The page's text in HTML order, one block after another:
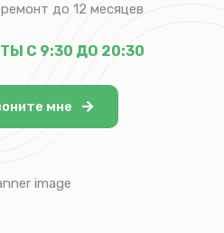
до 12 месяцев
С 9:30 ДО 20:30
мне